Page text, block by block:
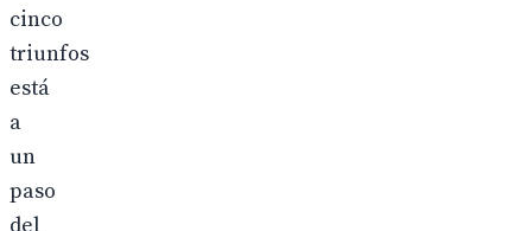
cinco
triunfos
está
a
un
paso